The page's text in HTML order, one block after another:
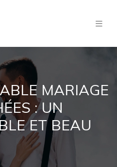
MARIAGE
: UN
ET BEAU